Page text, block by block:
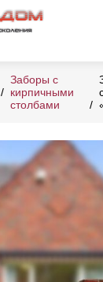
Заборы с
кирпичными
столбами